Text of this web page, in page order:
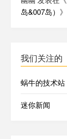
岛&007岛） 》
我们关注的
蜗牛的技术站
迷你新闻